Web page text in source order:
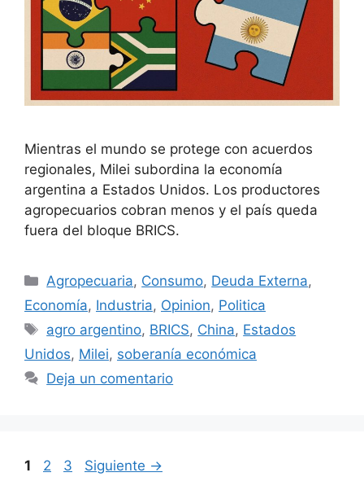
Mientras el mundo se protege con acuerdos
regionales, Milei subordina la economía
argentina a Estados Unidos. Los productores
agropecuarios cobran menos y el país queda
fuera del bloque BRICS.
Agropecuaria, Consumo, Deuda Externa,
Economía, Industria, Opinion, Politica
agro argentino, BRICS, China, Estados
Unidos, Milei, soberanía económica
Deja un comentario
1 2 3 Siguiente →